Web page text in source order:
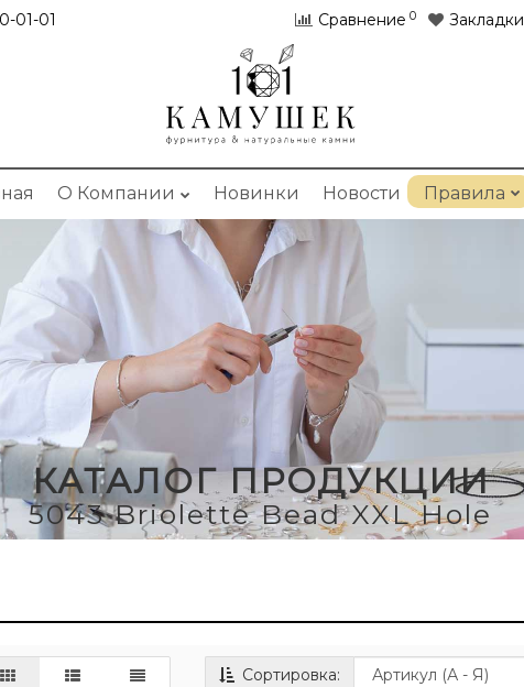
01-01 Сравнение 0 Закладки
О Компании Новинки Новости Правила
КАТАЛОГ ПРОДУКЦИИ
5043 Briolette Bead XXL Hole
Сортировка: